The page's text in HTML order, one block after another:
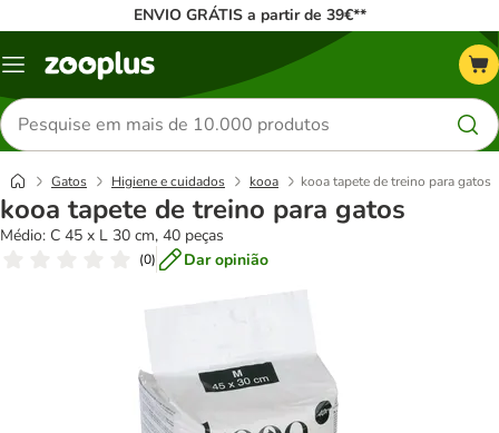
ENVIO GRÁTIS a partir de 39€**
Menu
Pesquisar
produtos
Gatos Higiene e cuidados kooa kooa tapete de treino para gatos
kooa tapete de treino para gatos
Médio: C 45 x L 30 cm, 40 peças
(0) Dar opinião